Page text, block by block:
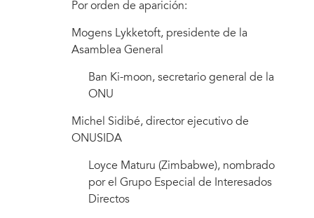
Por orden de aparición:
Mogens Lykketoft, presidente de la
Asamblea General
Ban Ki-moon, secretario general de la
ONU
Michel Sidibé, director ejecutivo de
ONUSIDA
Loyce Maturu (Zimbabwe), nombrado
por el Grupo Especial de Interesados
Directos